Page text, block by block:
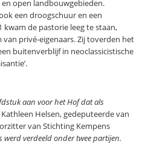
open landbouwgebieden.
een droogschuur en een
kwam de pastorie leeg te staan,
privé-eigenaars. Zij toverden het
buitenverblijf in neoclassicistische
aan voor het Hof dat als
Helsen, gedeputeerde van
van Stichting Kempens
werd verdeeld onder twee partijen.